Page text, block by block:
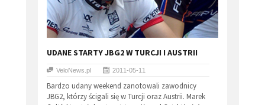
UDANE STARTY JBG2 W TURCJI I AUSTRII
VeloNews.pl 2011-05-11
Bardzo udany weekend zanotowali zawodnicy
JBG2, którzy ścigali się w Turcji oraz Austrii. Marek